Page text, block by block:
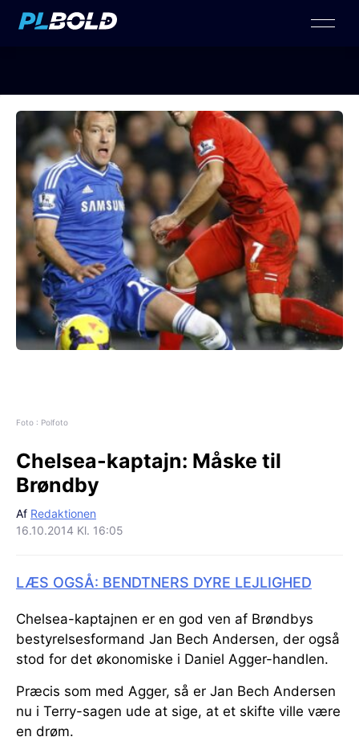
Foto : Polfoto
Chelsea-kaptajn: Måske til
Brøndby
Af Redaktionen
16.10.2014 Kl. 16:05
LÆS OGSÅ: BENDTNERS DYRE LEJLIGHED
Chelsea-kaptajnen er en god ven af Brøndbys
bestyrelsesformand Jan Bech Andersen, der også
stod for det økonomiske i Daniel Agger-handlen.
Præcis som med Agger, så er Jan Bech Andersen
nu i Terry-sagen ude at sige, at et skifte ville være
en drøm.